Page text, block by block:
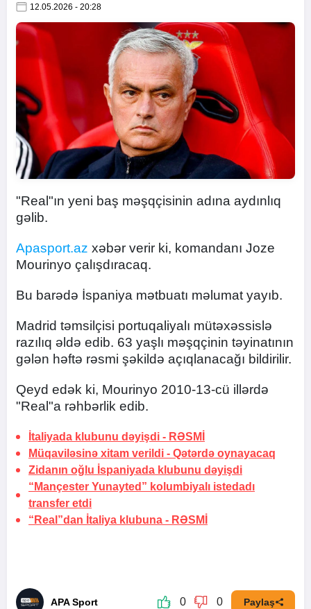
12.05.2026 - 20:28
"Real"ın yeni baş məşqçisinin adına aydınlıq
gəlib.
Apasport.az xəbər verir ki, komandanı Joze
Mourinyo çalışdıracaq.
Bu barədə İspaniya mətbuatı məlumat yayıb.
Madrid təmsilçisi portuqaliyalı mütəxəssislə
razılıq əldə edib. 63 yaşlı məşqçinin təyinatının
gələn həftə rəsmi şəkildə açıqlanacağı bildirilir.
Qeyd edək ki, Mourinyo 2010-13-cü illərdə
"Real"a rəhbərlik edib.
İtaliyada klubunu dəyişdi - RƏSMİ
Müqaviləsinə xitam verildi - Qətərdə oynayacaq
Zidanın oğlu İspaniyada klubunu dəyişdi
“Mançester Yunayted” kolumbiyalı istedadı
transfer etdi
“Real”dan İtaliya klubuna - RƏSMİ
APA Sport 0 0 Paylaş